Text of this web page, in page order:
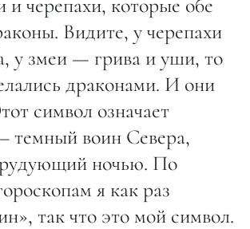
Видите, у черепахи
у змеи — грива и уши, то
драконами. И они
символ означает
темный воин Севера,
ночью. По
я как раз
так что это мой символ.